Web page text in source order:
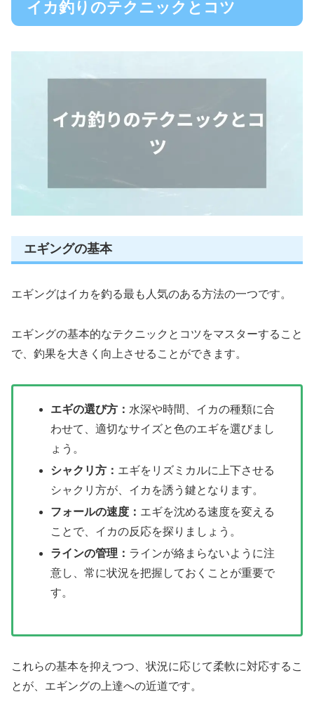
イカ釣りのテクニックとコツ
エギングの基本
エギングはイカを釣る最も人気のある方法の一つです。
エギングの基本的なテクニックとコツをマスターすること
で、釣果を大きく向上させることができます。
エギの選び方： 水深や時間、イカの種類に合
わせて、適切なサイズと色のエギを選びまし
ょう。
シャクリ方： エギをリズミカルに上下させる
シャクリ方が、イカを誘う鍵となります。
フォールの速度： エギを沈める速度を変える
ことで、イカの反応を探りましょう。
ラインの管理： ラインが絡まらないように注
意し、常に状況を把握しておくことが重要で
す。
これらの基本を抑えつつ、状況に応じて柔軟に対応するこ
とが、エギングの上達への近道です。